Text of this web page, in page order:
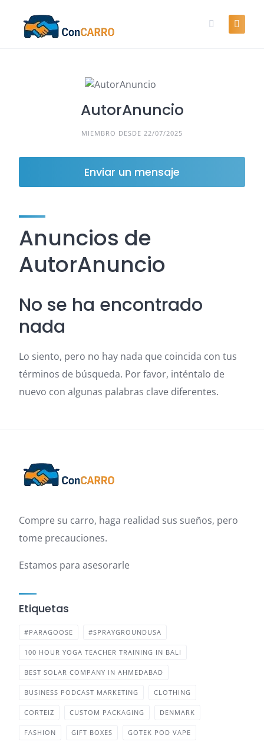
content
AutorAnuncio
MIEMBRO DESDE 22/07/2025
Enviar un mensaje
Anuncios de
AutorAnuncio
No se ha encontrado
nada
Lo siento, pero no hay nada que coincida con tus
términos de búsqueda. Por favor, inténtalo de
nuevo con algunas palabras clave diferentes.
Compre su carro, haga realidad sus sueños, pero
tome precauciones.
Estamos para asesorarle
Etiquetas
#PARAGOOSE #SPRAYGROUNDUSA
100 HOUR YOGA TEACHER TRAINING IN BALI
BEST SOLAR COMPANY IN AHMEDABAD
BUSINESS PODCAST MARKETING CLOTHING
CORTEIZ CUSTOM PACKAGING DENMARK
FASHION GIFT BOXES GOTEK POD VAPE